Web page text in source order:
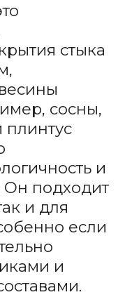
стыка
сосны,
плинтус
и
Он подходит
и для
если
и